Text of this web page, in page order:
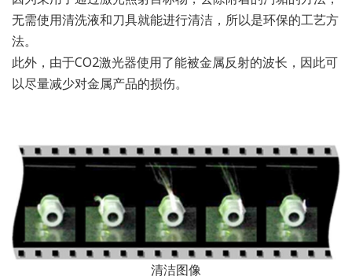
无需使用清洗液和刀具就能进行清洁，所以是环保的工艺方
法。
此外，由于CO2激光器使用了能被金属反射的波长，因此可
以尽量减少对金属产品的损伤。
清洁图像